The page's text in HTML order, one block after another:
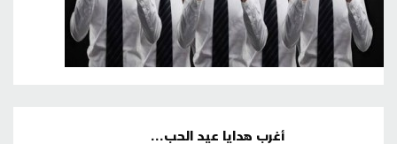
أغرب هدايا عيد الحب...